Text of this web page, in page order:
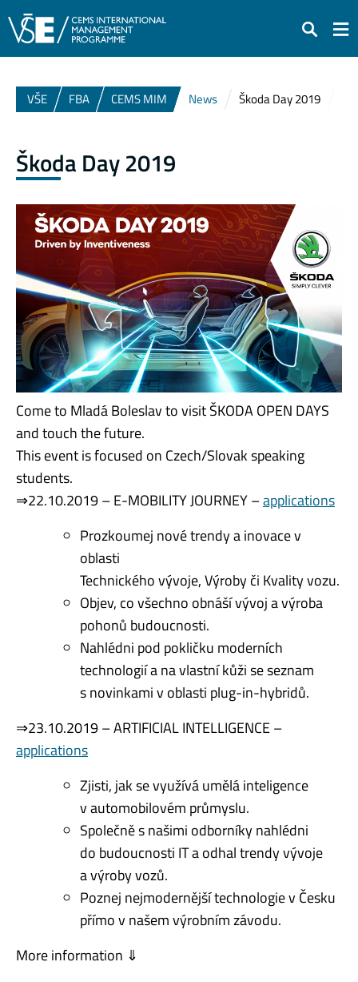
Search
VŠE FBA CEMS MIM News Škoda Day 2019
Škoda Day 2019
Come to Mladá Boleslav to visit ŠKODA OPEN DAYS
and touch the future.
This event is focused on Czech/Slovak speaking
students.
⇒22.10.2019 – E-MOBILITY JOURNEY –applications
Prozkoumej nové trendy a inovace v
oblasti
Technického vývoje, Výroby či Kvality vozu.
Objev, co všechno obnáší vývoj a výroba
pohonů budoucnosti.
Nahlédni pod pokličku moderních
technologií a na vlastní kůži se seznam
s novinkami v oblasti plug-in-hybridů.
⇒23.10.2019 – ARTIFICIAL INTELLIGENCE –
applications
Zjisti, jak se využívá umělá inteligence
v automobilovém průmyslu.
Společně s našimi odborníky nahlédni
do budoucnosti IT a odhal trendy vývoje
a výroby vozů.
Poznej nejmodernější technologie v Česku
přímo v našem výrobním závodu.
More information ⇓